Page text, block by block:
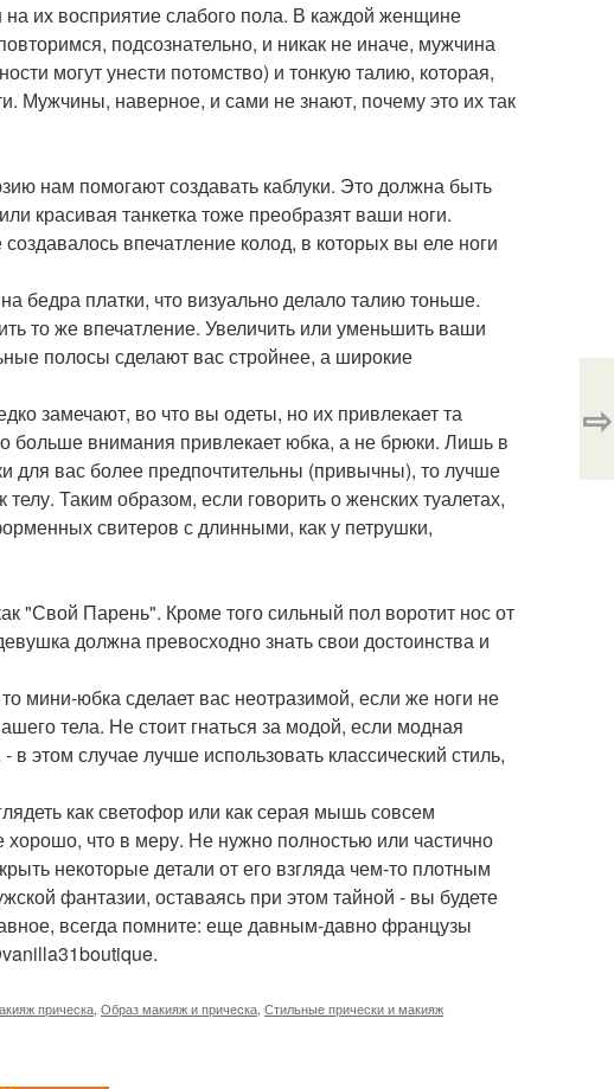
их восприятие слабого пола. В каждой женщине
подсознательно, и никак не иначе, мужчина
могут унести потомство) и тонкую талию, которая,
Мужчины, наверное, и сами не знают, почему это их так
нам помогают создавать каблуки. Это должна быть
красивая танкетка тоже преобразят ваши ноги.
впечатление колод, в которых вы еле ноги
бедра платки, что визуально делало талию тоньше.
то же впечатление. Увеличить или уменьшить ваши
полосы сделают вас стройнее, а широкие
замечают, во что вы одеты, но их привлекает та
больше внимания привлекает юбка, а не брюки. Лишь в
для вас более предпочтительны (привычны), то лучше
Таким образом, если говорить о женских туалетах,
свитеров с длинными, как у петрушки,
"Свой Парень". Кроме того сильный пол воротит нос от
должна превосходно знать свои достоинства и
мини-юбка сделает вас неотразимой, если же ноги не
тела. Не стоит гнаться за модой, если модная
этом случае лучше использовать классический стиль,
как светофор или как серая мышь совсем
что в меру. Не нужно полностью или частично
некоторые детали от его взгляда чем-то плотным
фантазии, оставаясь при этом тайной - вы будете
всегда помните: еще давным-давно французы
прическа Образ макияж и прическа Стильные прически и макияж
⇨